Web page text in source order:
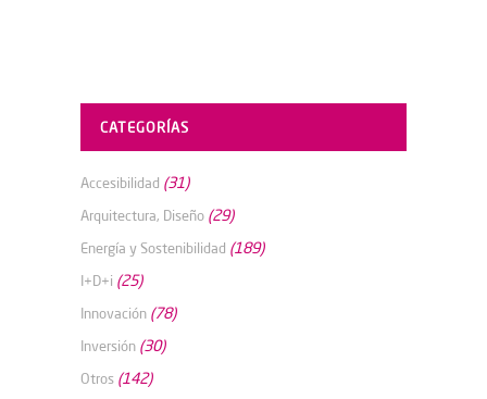
CATEGORÍAS
Accesibilidad (31)
Arquitectura, Diseño (29)
Energía y Sostenibilidad (189)
I+D+i (25)
Innovación (78)
Inversión (30)
Otros (142)